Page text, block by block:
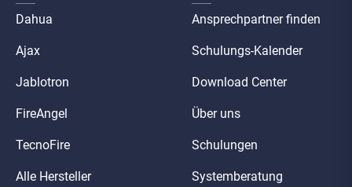
Dahua
Ajax
Jablotron
FireAngel
TecnoFire
Alle Hersteller
Ansprechpartner finden
Schulungs-Kalender
Download Center
Über uns
Schulungen
Systemberatung